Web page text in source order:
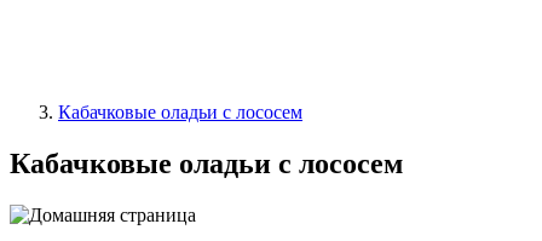
Кабачковые оладьи с лососем
Кабачковые оладьи с лососем